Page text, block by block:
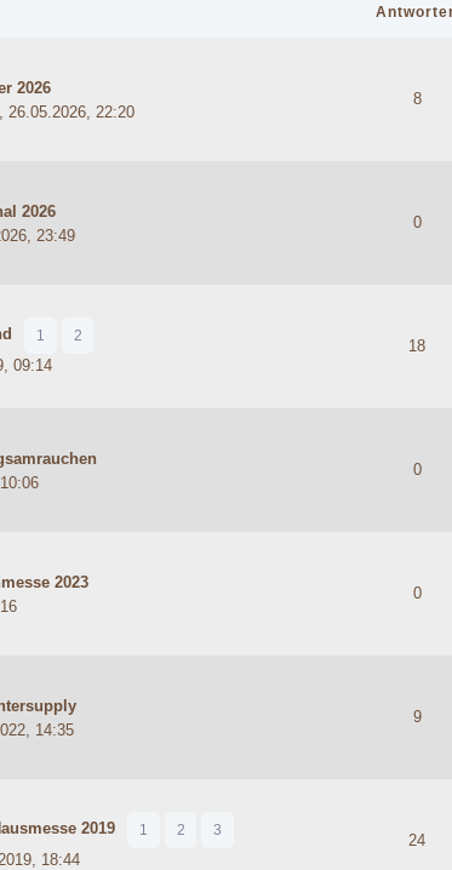
2026
, 26.05.2026, 22:20
8
durchschnittlich
23 45
2026
23:49
0
durchschnittlich
3 45
1 2
09:14
18
5 von 5 durchschnittlich
0
durchschnittlich
345
2023
0
durchschnittlich
345
14:35
9
durchschnittlich
34 5
2019 1 2 3
18:44
24
durchschnittlich